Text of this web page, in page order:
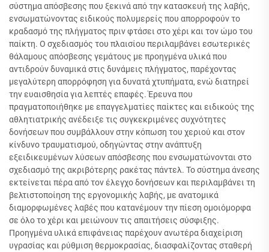
σύστημα απόσβεσης που ξεκινά από την κατασκευή της λαβής,
ενσωματώνοντας ειδικούς πολυμερείς που απορροφούν το
κραδασμό της πλήγματος πριν φτάσει στο χέρι και τον ώμο του
παίκτη. Ο σχεδιασμός του πλαισίου περιλαμβάνει εσωτερικές
θάλαμους απόσβεσης γεμάτους με προηγμένα υλικά που
αντιδρούν δυναμικά στις δυνάμεις πλήγματος, παρέχοντας
μεγαλύτερη απορρόφηση για δυνατά χτυπήματα, ενώ διατηρεί
την ευαισθησία για λεπτές επαφές. Έρευνα που
πραγματοποιήθηκε με επαγγελματίες παίκτες και ειδικούς της
αθλητιατρικής ανέδειξε τις συγκεκριμένες συχνότητες
δονήσεων που συμβάλλουν στην κόπωση του χεριού και στον
κίνδυνο τραυματισμού, οδηγώντας στην ανάπτυξη
εξειδικευμένων λύσεων απόσβεσης που ενσωματώνονται στο
σχεδιασμό της ακριβότερης ρακέτας πάντελ. Το σύστημα άνεσης
εκτείνεται πέρα από τον έλεγχο δονήσεων και περιλαμβάνει τη
βελτιστοποίηση της εργονομικής λαβής, με ανατομικά
διαμορφωμένες λαβές που κατανέμουν την πίεση ομοιόμορφα
σε όλο το χέρι και μειώνουν τις απαιτήσεις σύσφιξης.
Προηγμένα υλικά επιφάνειας παρέχουν ανωτέρα διαχείριση
υγρασίας και ρύθμιση θερμοκρασίας, διασφαλίζοντας σταθερή